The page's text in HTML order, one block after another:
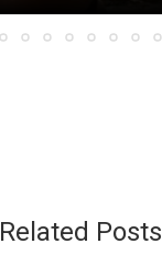
Related Posts